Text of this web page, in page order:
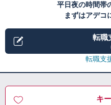
平日夜の時間帯
まずはアデコ
転職
転職支
キ